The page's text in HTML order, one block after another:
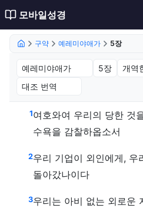
모바일성경
구약 예레미야애가 5장
예레미야애가 5
1여호와여 우리의 당한 것
수욕을 감찰하옵소서
2우리 기업이 외인에게, 우
돌아갔나이다
3우리는 아비 없는 외로운